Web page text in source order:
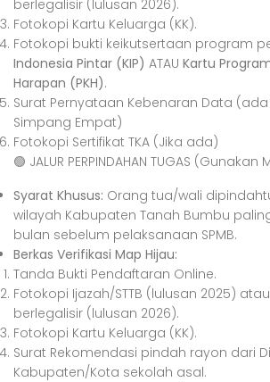
berlegalisir (lulusan 2026).
Fotokopi Kartu Keluarga (KK).
Fotokopi bukti keikutsertaan program
Indonesia Pintar (KIP) ATAU Kartu
Harapan (PKH).
Surat Pernyataan Kebenaran Data (ada
Simpang Empat)
Fotokopi Sertifikat TKA (Jika ada)
🟢 JALUR PERPINDAHAN TUGAS (Gunakan
Syarat Khusus: Orang tua/wali
wilayah Kabupaten Tanah Bumbu
bulan sebelum pelaksanaan SPMB.
Berkas Verifikasi Map Hijau:
Tanda Bukti Pendaftaran Online.
Fotokopi Ijazah/STTB (lulusan 2025)
berlegalisir (lulusan 2026).
Fotokopi Kartu Keluarga (KK).
Surat Rekomendasi pindah rayon dari
Kabupaten/Kota sekolah asal.